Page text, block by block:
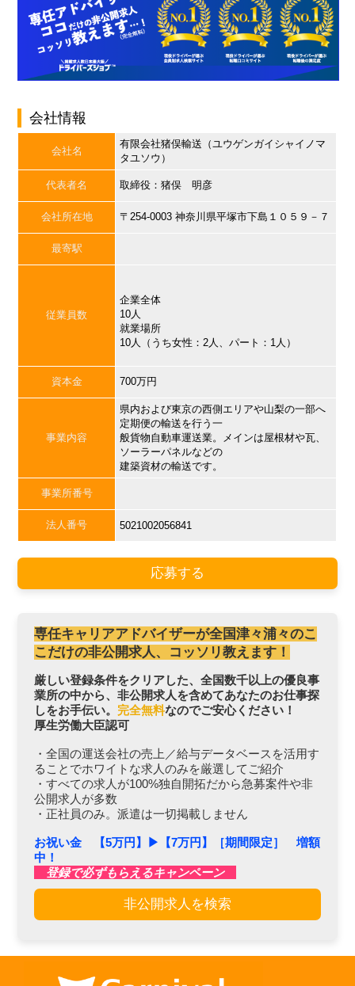
会社情報
会社名
有限会社猪俣輸送（ユウゲンガイシャイノマ
タユソウ）
代表者名 取締役：猪俣 明彦
会社所在地 〒254-0003 神奈川県平塚市下島１０５９－７
最寄駅
従業員数
企業全体
10人
就業場所
10人（うち女性：2人、パート：1人）
資本金 700万円
事業内容
県内および東京の西側エリアや山梨の一部へ
定期便の輸送を行う一
般貨物自動車運送業。メインは屋根材や瓦、
ソーラーパネルなどの
建築資材の輸送です。
事業所番号
法人番号 5021002056841
応募する
専任キャリアアドバイザーが全国津々浦々のこ
こだけの非公開求人、コッソリ教えます！
厳しい登録条件をクリアした、全国数千以上の優良事
業所の中から、非公開求人を含めてあなたのお仕事探
しをお手伝い。 完全無料なのでご安心ください！
厚生労働大臣認可
・全国の運送会社の売上／給与データベースを活用す
ることでホワイトな求人のみを厳選してご紹介
・すべての求人が100%独自開拓だから急募案件や非
公開求人が多数
・正社員のみ。派遣は一切掲載しません
お祝い金 【5万円】▶︎【7万円】［期間限定］ 増額
中！
登録で必ずもらえるキャンペーン
非公開求人を検索